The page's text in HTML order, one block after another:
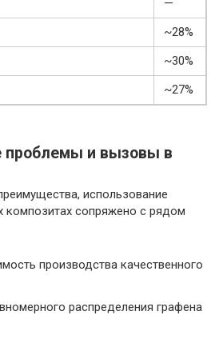
—
~28%
~30%
~27%
проблемы и вызовы в
использование
композитах сопряжено с рядом
производства качественного
распределения графена